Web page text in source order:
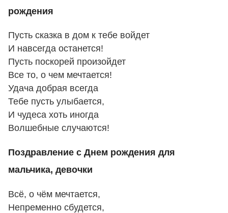
рождения
Пусть сказка в дом к тебе войдет
И навсегда останется!
Пусть поскорей произойдет
Все то, о чем мечтается!
Удача добрая всегда
Тебе пусть улыбается,
И чудеса хоть иногда
Волшебные случаются!
Поздравление с Днем рождения для
мальчика, девочки
Всё, о чём мечтается,
Непременно сбудется,